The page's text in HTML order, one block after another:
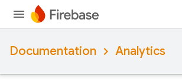
Documentation Analytics